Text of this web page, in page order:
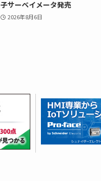
子サーベイメータ発売
2026年8月6日